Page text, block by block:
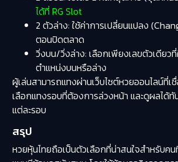
ได้ที่ RG Slot
2 ตัวล่าง: ใช้ค่าการเปลี่ยนแปลง
ตอนปิดตลาด
วิ่งบน/วิ่งล่าง: เลือกเพียงเลขตัวเดียว
ตำแหน่งบนหรือล่าง
ผู้เล่นสามารถแทงผ่านเว็บไซต์หวยออนไลน์ที่เ
เลือกแทงรอบที่ต้องการล่วงหน้า และดูผลได้
แต่ละรอบ
สรุป
หวยหุ้นไทยถือเป็นตัวเลือกที่น่าสนใจสำหรับค